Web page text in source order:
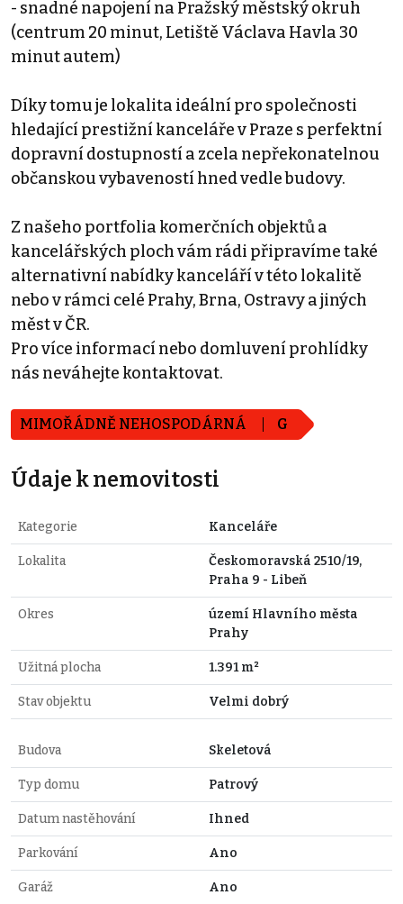
- snadné napojení na Pražský městský okruh
(centrum 20 minut, Letiště Václava Havla 30
minut autem)
Díky tomu je lokalita ideální pro společnosti
hledající prestižní kanceláře v Praze s perfektní
dopravní dostupností a zcela nepřekonatelnou
občanskou vybaveností hned vedle budovy.
Z našeho portfolia komerčních objektů a
kancelářských ploch vám rádi připravíme také
alternativní nabídky kanceláří v této lokalitě
nebo v rámci celé Prahy, Brna, Ostravy a jiných
měst v ČR.
Pro více informací nebo domluvení prohlídky
nás neváhejte kontaktovat.
MIMOŘÁDNĚ NEHOSPODÁRNÁ G
Údaje k nemovitosti
Kategorie Kanceláře
Lokalita
Českomoravská 2510/19,
Praha 9 - Libeň
Okres
území Hlavního města
Prahy
Užitná plocha 1.391 m²
Stav objektu Velmi dobrý
Budova Skeletová
Typ domu Patrový
Datum nastěhování Ihned
Parkování Ano
Garáž Ano